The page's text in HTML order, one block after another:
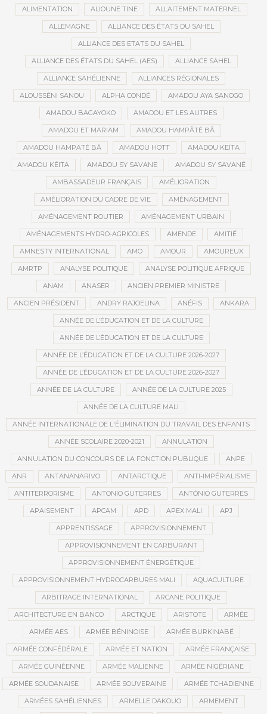
ALIMENTATION ALIOUNE TINE ALLAITEMENT MATERNEL
ALLEMAGNE ALLIANCE DES ÉTATS DU SAHEL
ALLIANCE DES ETATS DU SAHEL
ALLIANCE DES ÉTATS DU SAHEL (AES) ALLIANCE SAHEL
ALLIANCE SAHÉLIENNE ALLIANCES RÉGIONALES
ALOUSSÉNI SANOU ALPHA CONDÉ AMADOU AYA SANOGO
AMADOU BAGAYOKO AMADOU ET LES AUTRES
AMADOU ET MARIAM AMADOU HAMPÂTÉ BÂ
AMADOU HAMPATÉ BÂ AMADOU HOTT AMADOU KEÏTA
AMADOU KÉITA AMADOU SY SAVANE AMADOU SY SAVANÉ
AMBASSADEUR FRANÇAIS AMÉLIORATION
AMÉLIORATION DU CADRE DE VIE AMÉNAGEMENT
AMÉNAGEMENT ROUTIER AMÉNAGEMENT URBAIN
AMÉNAGEMENTS HYDRO-AGRICOLES AMENDE AMITIÉ
AMNESTY INTERNATIONAL AMO AMOUR AMOUREUX
AMRTP ANALYSE POLITIQUE ANALYSE POLITIQUE AFRIQUE
ANAM ANASER ANCIEN PREMIER MINISTRE
ANCIEN PRÉSIDENT ANDRY RAJOELINA ANÉFIS ANKARA
ANNÉE DE L’ÉDUCATION ET DE LA CULTURE
ANNÉE DE L’ÉDUCATION ET DE LA CULTURE
ANNÉE DE L’ÉDUCATION ET DE LA CULTURE 2026-2027
ANNÉE DE L’ÉDUCATION ET DE LA CULTURE 2026-2027
ANNÉE DE LA CULTURE ANNÉE DE LA CULTURE 2025
ANNÉE DE LA CULTURE MALI
ANNÉE INTERNATIONALE DE L'ÉLIMINATION DU TRAVAIL DES ENFANTS
ANNÉE SCOLAIRE 2020-2021 ANNULATION
ANNULATION DU CONCOURS DE LA FONCTION PUBLIQUE ANPE
ANR ANTANANARIVO ANTARCTIQUE ANTI-IMPÉRIALISME
ANTITERRORISME ANTONIO GUTERRES ANTÓNIO GUTERRES
APAISEMENT APCAM APD APEX MALI APJ
APPRENTISSAGE APPROVISIONNEMENT
APPROVISIONNEMENT EN CARBURANT
APPROVISIONNEMENT ÉNERGÉTIQUE
APPROVISIONNEMENT HYDROCARBURES MALI AQUACULTURE
ARBITRAGE INTERNATIONAL ARCANE POLITIQUE
ARCHITECTURE EN BANCO ARCTIQUE ARISTOTE ARMÉE
ARMÉE AES ARMÉE BÉNINOISE ARMÉE BURKINABÉ
ARMÉE CONFÉDÉRALE ARMÉE ET NATION ARMÉE FRANÇAISE
ARMÉE GUINÉENNE ARMÉE MALIENNE ARMÉE NIGÉRIANE
ARMÉE SOUDANAISE ARMÉE SOUVERAINE ARMÉE TCHADIENNE
ARMÉES SAHÉLIENNES ARMELLE DAKOUO ARMEMENT